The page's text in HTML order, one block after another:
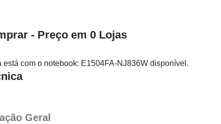
- Preço em 0 Lojas
está com o notebook: E1504FA-NJ836W disponível.
Geral